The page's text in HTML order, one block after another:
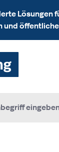
Lösungen
und